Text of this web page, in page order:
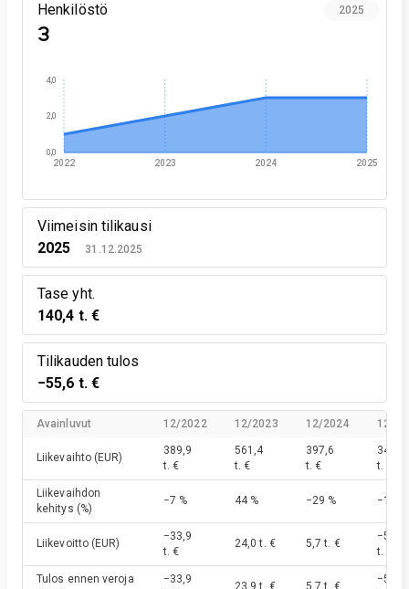
Henkilöstö
3
2025
2022 2023 2024 2025
0,0
2,0
4,0
Viimeisin tilikausi
2025
31.12.2025
Tase yht.
140,4 t. €
Tilikauden tulos
−55,6 t. €
Avainluvut 12/2022 12/2023 12/2024 12/
Liikevaihto (EUR)
389,9
t. €
561,4
t. €
397,6
t. €
340,1
t. €
Liikevaihdon
kehitys (%)
−7 % 44 % −29 % −14 %
Liikevoitto (EUR)
−33,9
t. €
24,0 t. € 5,7 t. €
−55,6
t. €
Tulos ennen veroja
−33,9
23,9 t. € 5,7 t. €
−55,6